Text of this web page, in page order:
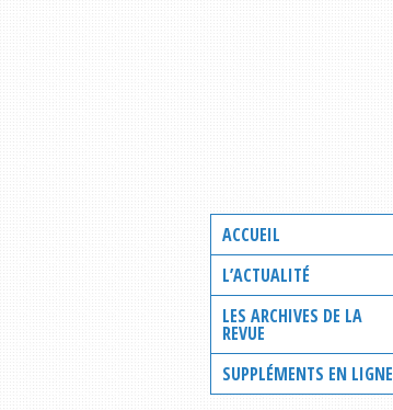
ACCUEIL
L’ACTUALITÉ
LES ARCHIVES DE LA
REVUE
SUPPLÉMENTS EN LIGNE